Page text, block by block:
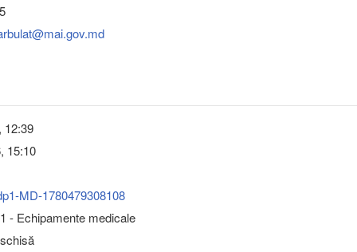
12:39
15:10
MD-1780479308108
- Echipamente medicale